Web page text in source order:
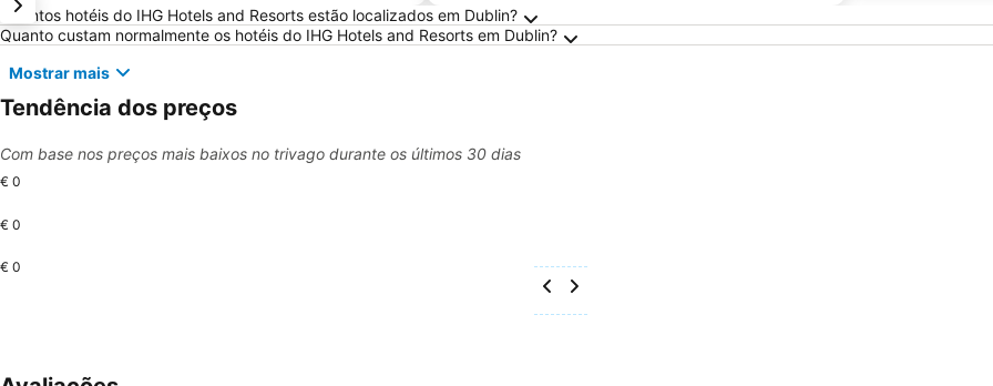
Perguntas Frequentes sobre Dublin
Quantos hotéis do IHG Hotels and Resorts estão localizados em Dublin?
Quanto custam normalmente os hotéis do IHG Hotels and Resorts em Dublin?
Mostrar mais
Tendência dos preços
Com base nos preços mais baixos no trivago durante os últimos 30 dias
€ 0
€ 0
€ 0